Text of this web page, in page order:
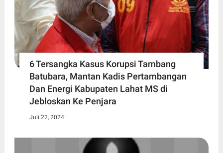
6 Tersangka Kasus Korupsi Tambang
Batubara, Mantan Kadis Pertambangan
Dan Energi Kabupaten Lahat MS di
Jebloskan Ke Penjara
Juli 22, 2024